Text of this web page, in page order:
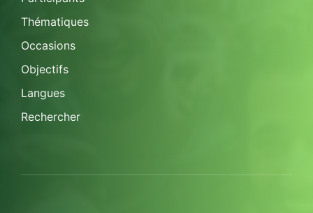
Thématiques
Occasions
Objectifs
Langues
Rechercher